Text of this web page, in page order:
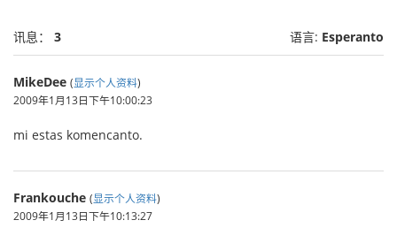
讯息： 3 语言: Esperanto
MikeDee (显示个人资料)
2009年1月13日下午10:00:23
mi estas komencanto.
Frankouche (显示个人资料)
2009年1月13日下午10:13:27